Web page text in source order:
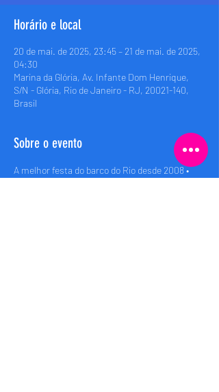
Horário e local
20 de mai. de 2025, 23:45 – 21 de mai. de 2025,
04:30
Marina da Glória, Av. Infante Dom Henrique,
S/N - Glória, Rio de Janeiro - RJ, 20021-140,
Brasil
Sobre o evento
A melhor festa do barco do Rio desde 2008 •